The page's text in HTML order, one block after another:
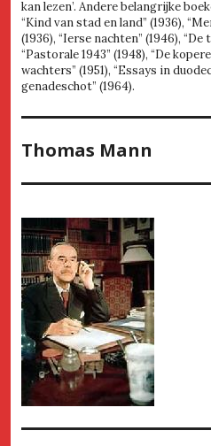
kan lezen’. Andere belangrijke
“Kind van stad en land” (1936),
(1936), “Ierse nachten” (1946),
“Pastorale 1943” (1948), “De
wachters” (1951), “Essays in
genadeschot” (1964).
Thomas Mann